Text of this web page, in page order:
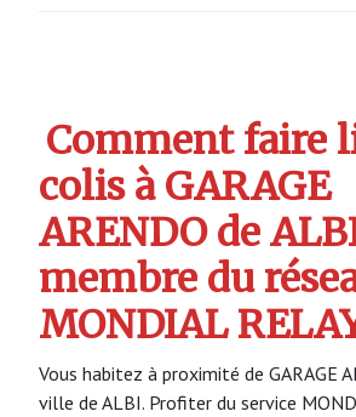
Comment faire
colis à GARAGE
ARENDO de
membre du
MONDIAL
Vous habitez à proximité de GARAGE
ville de ALBI. Profiter du service